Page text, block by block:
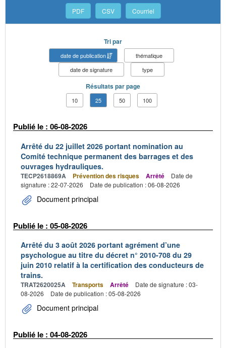
PDF CSV Courriel
Tri par
date de publication
thématique
date de signature
type
Résultats par page
10 25 50 100
Publié le : 06-08-2026
Arrêté du 22 juillet 2026 portant nomination au
Comité technique permanent des barrages et des
ouvrages hydrauliques.
TECP2618869A Prévention des risques Arrêté
Date de
signature : 22-07-2026
Date de publication : 06-08-2026
Document principal
Publié le : 05-08-2026
Arrêté du 3 août 2026 portant agrément d’une
psychologue au titre du décret n° 2010-708 du 29
juin 2010 relatif à la certification des conducteurs de
trains.
TRAT2620025A Transports Arrêté
Date de signature : 03-
08-2026
Date de publication : 05-08-2026
Document principal
Publié le : 04-08-2026